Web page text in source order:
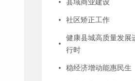
县域商业建设
社区矫正工作
健康县城高质量发展
行时
稳经济增动能惠民生